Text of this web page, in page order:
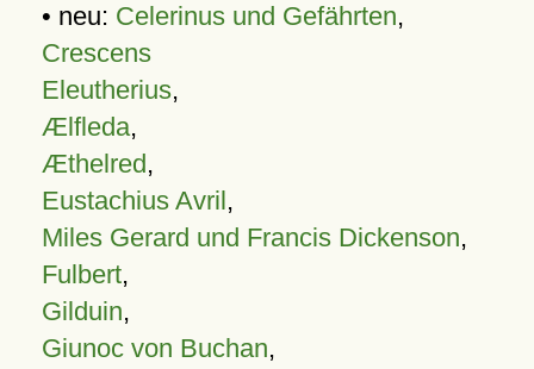
• neu: Celerinus und Gefährten,
Crescens
Eleutherius,
Ælfleda,
Æthelred,
Eustachius Avril,
Miles Gerard und Francis Dickenson,
Fulbert,
Gilduin,
Giunoc von Buchan,